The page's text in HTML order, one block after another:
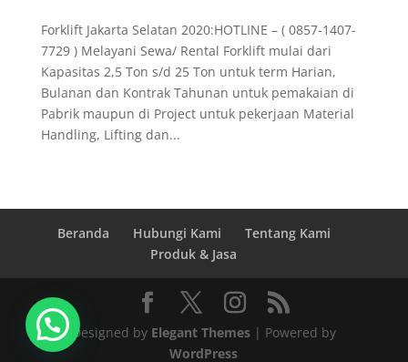
Forklift Jakarta Selatan 2020:HOTLINE – ( 0857-1407-
7729 ) Melayani Sewa/ Rental Forklift mulai dari
Kapasitas 2,5 Ton s/d 25 Ton untuk term Harian,
Bulanan dan Kontrak Tahunan untuk pemakaian di
Pabrik maupun di Project untuk pekerjaan Material
Handling, Lifting dan...
Beranda Hubungi Kami
Tentang Kami
Produk & Jasa
Designed by Elegant Themes| Powered by
WordPress